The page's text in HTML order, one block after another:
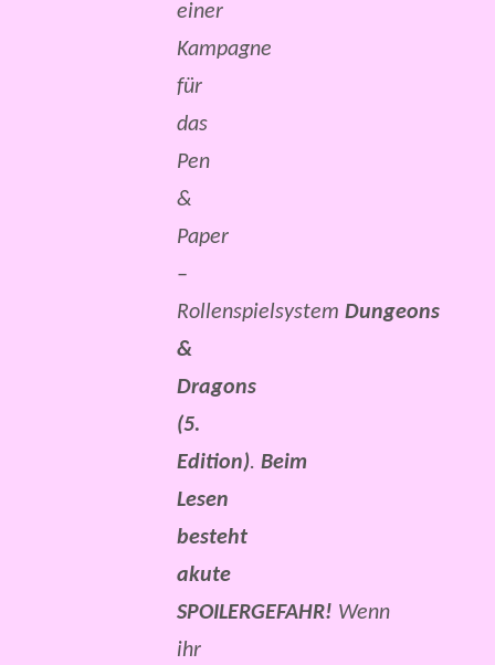
einer
Kampagne
für
das
Pen
&
Paper
–
Rollenspielsystem Dungeons
&
Dragons
(5.
Edition). Beim
Lesen
besteht
akute
SPOILERGEFAHR! Wenn
ihr